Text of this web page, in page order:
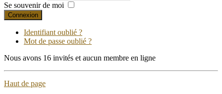
Se souvenir de moi
Connexion
Identifiant oublié ?
Mot de passe oublié ?
Nous avons 16 invités et aucun membre en ligne
Haut de page